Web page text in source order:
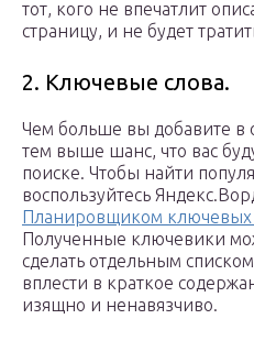
тот, кого не впечатлит
страницу, и не будет
2. Ключевые слова.
Чем больше вы добавите в
тем выше шанс, что вас
поиске. Чтобы найти
воспользуйтесь
Планировщиком ключевых
Полученные ключевики
сделать отдельным
вплести в краткое
изящно и ненавязчиво.